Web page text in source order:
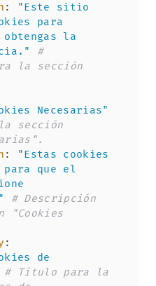
:
"Este sitio
para
la
#
la sección
Necesarias"
sección
:
"Estas cookies
para que el
# Descripción
"Cookies
:
de
# Título para la